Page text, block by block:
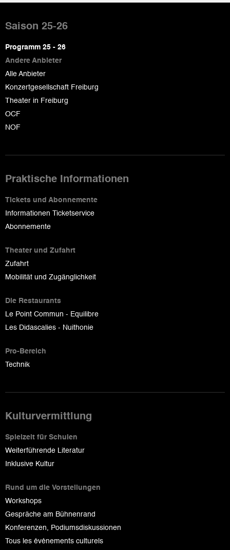
de
page
Saison 25-26
Programm 25 - 26
Andere Anbieter
Alle Anbieter
Konzertgesellschaft Freiburg
Theater in Freiburg
OCF
NOF
Praktische Informationen
Tickets und Abonnemente
Informationen Ticketservice
Abonnemente
Theater und Zufahrt
Zufahrt
Mobilität und Zugänglichkeit
Die Restaurants
Le Point Commun - Equilibre
Les Didascalies - Nuithonie
Pro-Bereich
Technik
Kulturvermittlung
Spielzeit für Schulen
Weiterführende Literatur
Inklusive Kultur
Rund um die Vorstellungen
Workshops
Gespräche am Bühnenrand
Konferenzen, Podiumsdiskussionen
Tous les événements culturels